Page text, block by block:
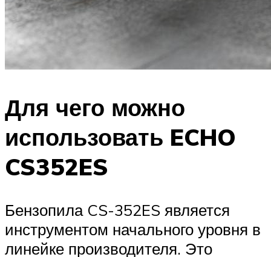
Для чего можно
использовать ECHO
CS352ES
Бензопила CS-352ES является
инструментом начального уровня в
линейке производителя. Это